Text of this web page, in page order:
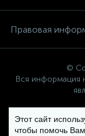
Правовая
©
Вся информация
Политика
Этот сайт
чтобы помочь